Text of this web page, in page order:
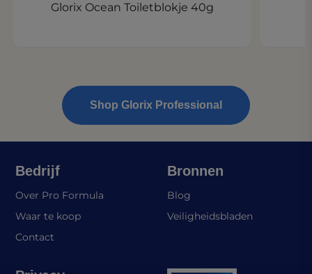
Glorix Ocean Toiletblokje 40g
Shop Glorix Professional
Bedrijf
Over Pro Formula
Waar te koop
Contact
Bronnen
Blog
Veiligheidsbladen